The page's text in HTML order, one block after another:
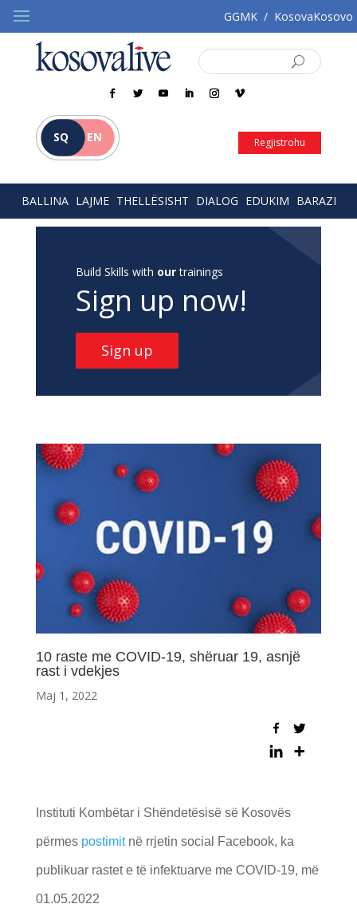
GGMK / KosovaKosovo
SQ EN Regjistrohu
BALLINA LAJME THELLËSISHT DIALOG EDUKIM BARAZI
Build Skills with ourtrainings
Sign up now!
Sign up
10 raste me COVID-19, shëruar 19, asnjë
rast i vdekjes
Maj 1, 2022
Instituti Kombëtar i Shëndetësisë së Kosovës
përmes postimitnë rrjetin social Facebook, ka
publikuar rastet e të infektuarve me COVID-19, më
01.05.2022